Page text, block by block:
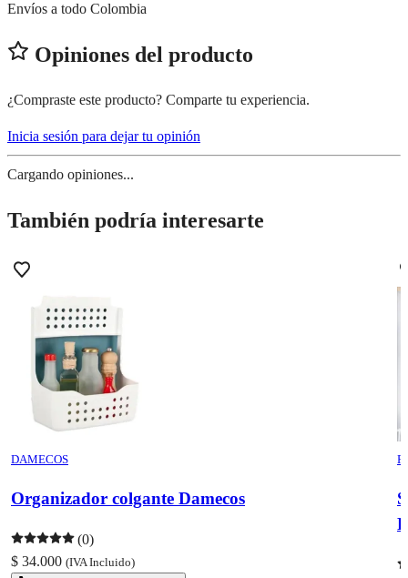
Envíos a todo Colombia
Opiniones del producto
¿Compraste este producto? Comparte tu experiencia.
Inicia sesión para dejar tu opinión
Cargando opiniones...
También podría interesarte
DAMECOS
Organizador colgante Damecos
(0)
$ 34.000 (IVA Incluido)